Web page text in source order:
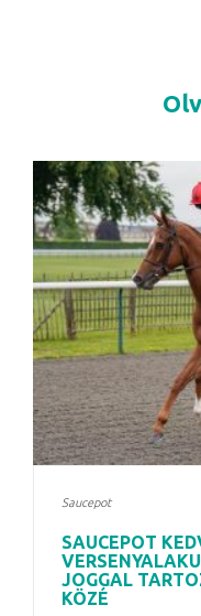
Saucepot
SAUCEPOT
JOGGAL
KÖZÉ